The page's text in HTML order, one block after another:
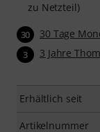
zu Netzteil)
30 30 Tage
3 3 Jahre
Erhältlich seit
Artikelnummer